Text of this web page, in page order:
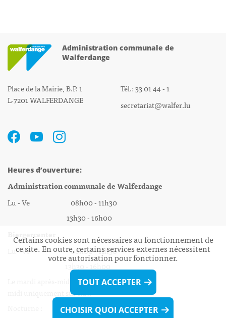
Administration communale de
Walferdange
Place de la Mairie, B.P. 1
L-7201 WALFERDANGE
Tél.: 33 01 44 - 1
secretariat@walfer.lu
Heures d’ouverture:
Administration communale de Walferdange
Lu - Ve 08h00 - 11h30
13h30 - 16h00
Lu - Ve 08h00 - 11h30
Le mardi après-midi et le vendredi après-
midi uniquement sur Rdv.
Certains cookies sont nécessaires au fonctionnement de
ce site. En outre, certains services externes nécessitent
votre autorisation pour fonctionner.
TOUT ACCEPTER
CHOISIR QUOI ACCEPTER